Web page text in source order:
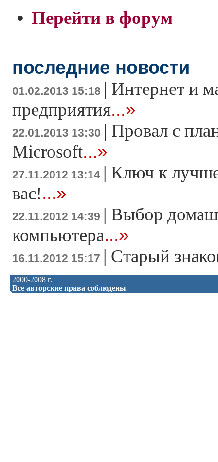
Перейти в форум
последние новости
01.02.2013 15:18 | Интернет и
предприятия...»
22.01.2013 13:30 | Провал с
Microsoft...»
27.11.2012 13:14 | Ключ к
вас!...»
22.11.2012 14:39 | Выбор
компьютера...»
16.11.2012 15:17 | Старый
2000-2008 г.
Все авторские права соблюдены.